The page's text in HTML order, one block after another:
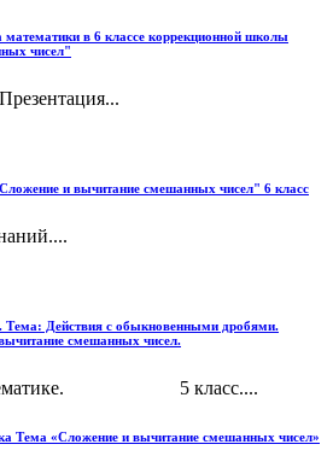
математики в 6 классе коррекционной школы
чисел"
и вычитание смешанных чисел" 6 класс
Действия с обыкновенными дробями.
смешанных чисел.
5 класс....
Тема «Сложение и вычитание смешанных чисел»